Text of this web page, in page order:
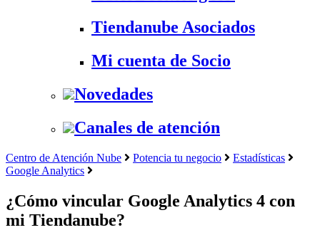
Tiendanube Asociados
Mi cuenta de Socio
Novedades
Canales de atención
Centro de Atención Nube Potencia tu negocio
Estadísticas
Google Analytics
¿Cómo vincular Google Analytics 4 con
mi Tiendanube?